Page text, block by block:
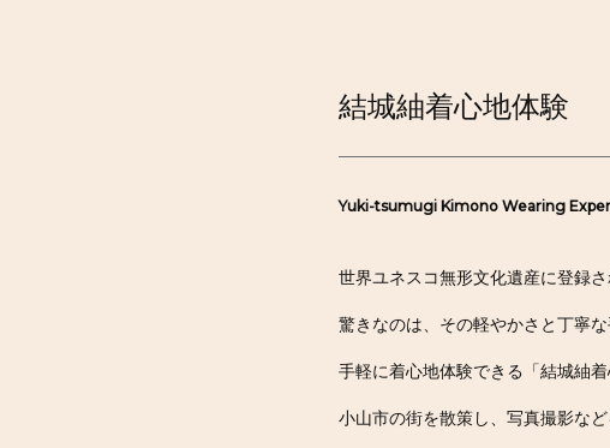
結城紬着心地体験
Yuki-tsumugi Kimono Wearing
世界ユネスコ無形文化遺産に登録
驚きなのは、その軽やかさと丁寧
手軽に着心地体験できる「結城紬
小山市の街を散策し、写真撮影な